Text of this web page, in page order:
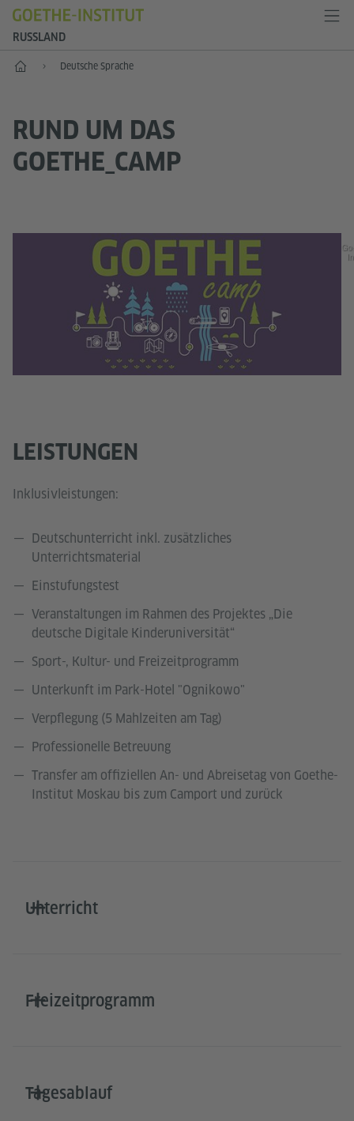
RUSSLAND
Start Deutsche Sprache
RUND UM DAS
GOETHE_CAMP
LEISTUNGEN
Inklusivleistungen:
Deutschunterricht inkl. zusätzliches
Unterrichtsmaterial
Einstufungstest
Veranstaltungen im Rahmen des Projektes „Die
deutsche Digitale Kinderuniversität“
Sport-, Kultur- und Freizeitprogramm
Unterkunft im Park-Hotel "Ognikowo"
Verpflegung (5 Mahlzeiten am Tag)
Professionelle Betreuung
Transfer am offiziellen An- und Abreisetag von Goethe-
Institut Moskau bis zum Camport und zurück
Unterricht
Freizeitprogramm
Tagesablauf